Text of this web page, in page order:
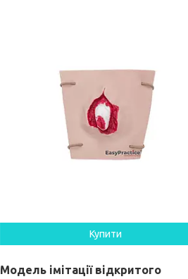
Купити
Модель імітації відкритого